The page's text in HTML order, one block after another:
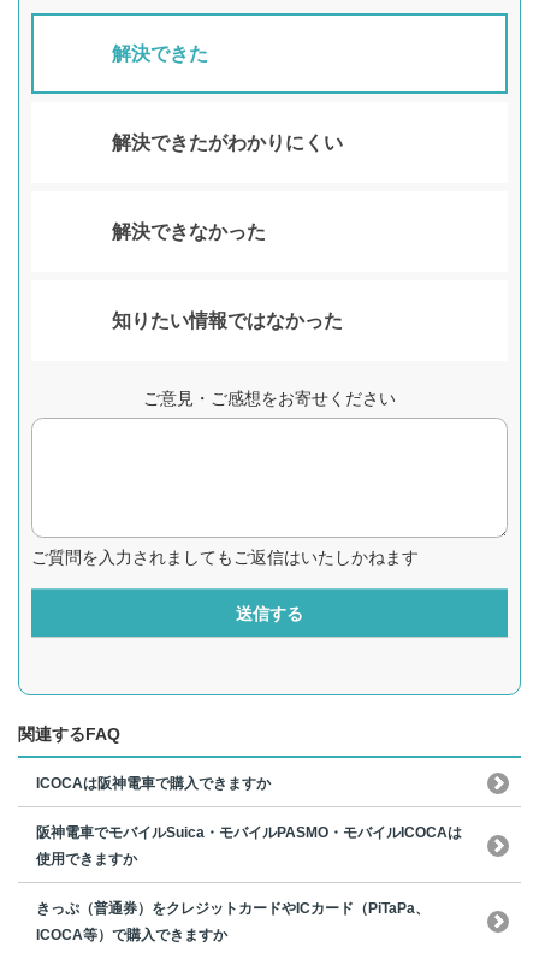
解決できた
解決できたがわかりにくい
解決できなかった
知りたい情報ではなかった
ご意見・ご感想をお寄せください
ご質問を入力されましてもご返信はいたしかねます
送信する
関連するFAQ
ICOCAは阪神電車で購入できますか
阪神電車でモバイルSuica・モバイルPASMO・モバイルICOCAは
使用できますか
きっぷ（普通券）をクレジットカードやICカード（PiTaPa、
ICOCA等）で購入できますか